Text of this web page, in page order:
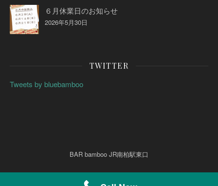
６月休業日のお知らせ
2026年5月30日
TWITTER
Tweets by bluebamboo
BAR bamboo JR南柏駅東口